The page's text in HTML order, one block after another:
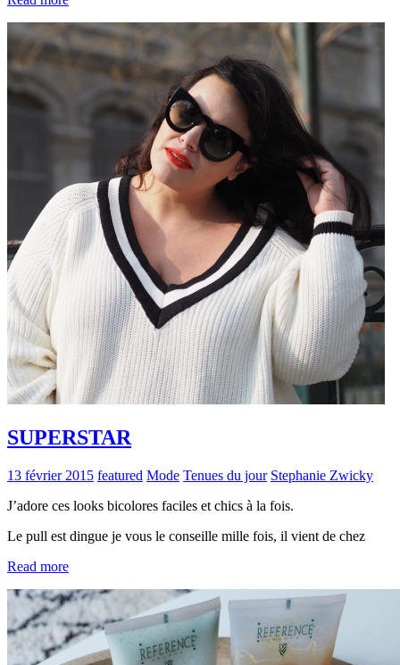
SUPERSTAR
13 février 2015 featured Mode Tenues du jour Stephanie Zwicky
J’adore ces looks bicolores faciles et chics à la fois.
Le pull est dingue je vous le conseille mille fois, il vient de chez
Read more